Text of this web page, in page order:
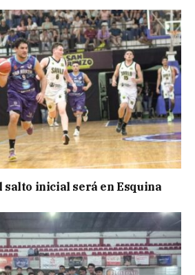
salto inicial será en Esquina